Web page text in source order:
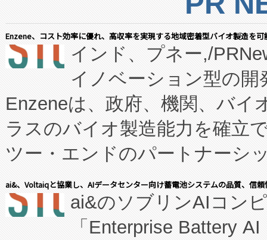
Enzene、コスト効率に優れ、高収率を実現する地域密着型バイオ製造を
インド、プネー,/
イノベーション型の
Enzeneは、政府、機関、バイ
ラスのバイオ製造能力を確立
ツー・エンドのパートナーシ
表しました。 同社の実績ある
manufacturing™ (FCCM™) プ
たNeXは、バイオ医薬品製造
ai&、Voltaiqと協業し、AIデータセンター向け蓄電池システムの品質、信
ai&のソブリンAIコン
「Enterprise Battery